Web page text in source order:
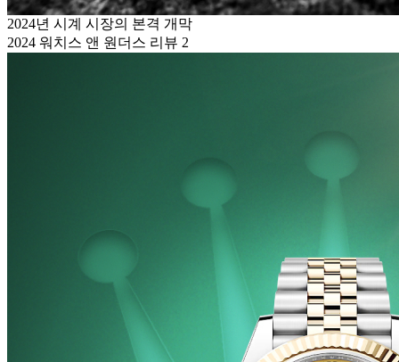
2024년 시계 시장의 본격 개막
2024 워치스 앤 원더스 리뷰 2